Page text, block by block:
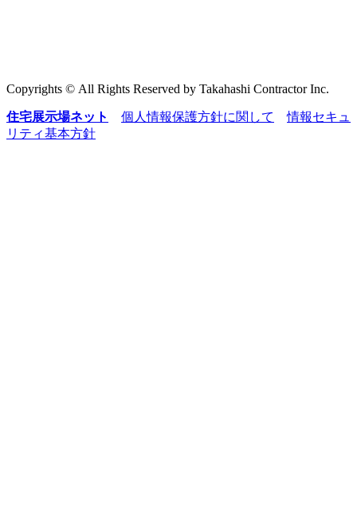
Copyrights © All Rights Reserved by Takahashi Contractor Inc.
住宅展示場ネット 個人情報保護方針に関して
情報セキュ
リティ基本方針